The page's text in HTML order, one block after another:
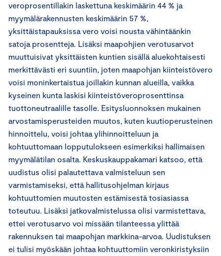
veroprosentillakin laskettuna keskimäärin 44 % ja
myymälärakennusten keskimäärin 57 %,
yksittäistapauksissa vero voisi nousta vähintäänkin
satoja prosentteja. Lisäksi maapohjien verotusarvot
muuttuisivat yksittäisten kuntien sisällä aluekohtaisesti
merkittävästi eri suuntiin, joten maapohjan kiinteistövero
voisi moninkertaistua joillakin kunnan alueilla, vaikka
kyseinen kunta laskisi kiinteistöveroprosenttinsa
tuottoneutraalille tasolle. Esitysluonnoksen mukainen
arvostamisperusteiden muutos, kuten kuutioperusteinen
hinnoittelu, voisi johtaa ylihinnoitteluun ja
kohtuuttomaan lopputulokseen esimerkiksi hallimaisen
myymälätilan osalta. Keskuskauppakamari katsoo, että
uudistus olisi palautettava valmisteluun sen
varmistamiseksi, että hallitusohjelman kirjaus
kohtuuttomien muutosten estämisestä tosiasiassa
toteutuu. Lisäksi jatkovalmistelussa olisi varmistettava,
ettei verotusarvo voi missään tilanteessa ylittää
rakennuksen tai maapohjan markkina-arvoa. Uudistuksen
ei tulisi myöskään johtaa kohtuuttomiin veronkiristyksiin